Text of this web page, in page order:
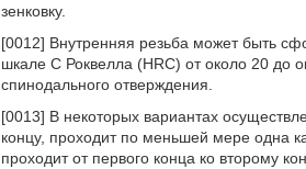
зенковку.
[0012] Внутренняя резьба может быть
шкале С Роквелла (HRC) от около 20 до
спинодального отверждения.
[0013] В некоторых вариантах
концу, проходит по меньшей мере одна
проходит от первого конца ко второму